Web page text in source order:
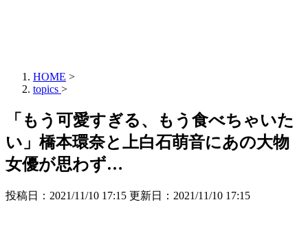
HOME >
topics >
「もう可愛すぎる、もう食べちゃいた
い」橋本環奈と上白石萌音にあの大物
女優が思わず…
投稿日：2021/11/10 17:15 更新日： 2021/11/10 17:15